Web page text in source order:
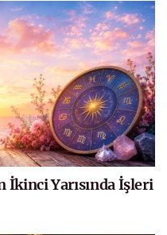
İkinci Yarısında İşleri